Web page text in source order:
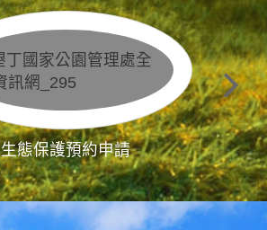
生態保護預約申請